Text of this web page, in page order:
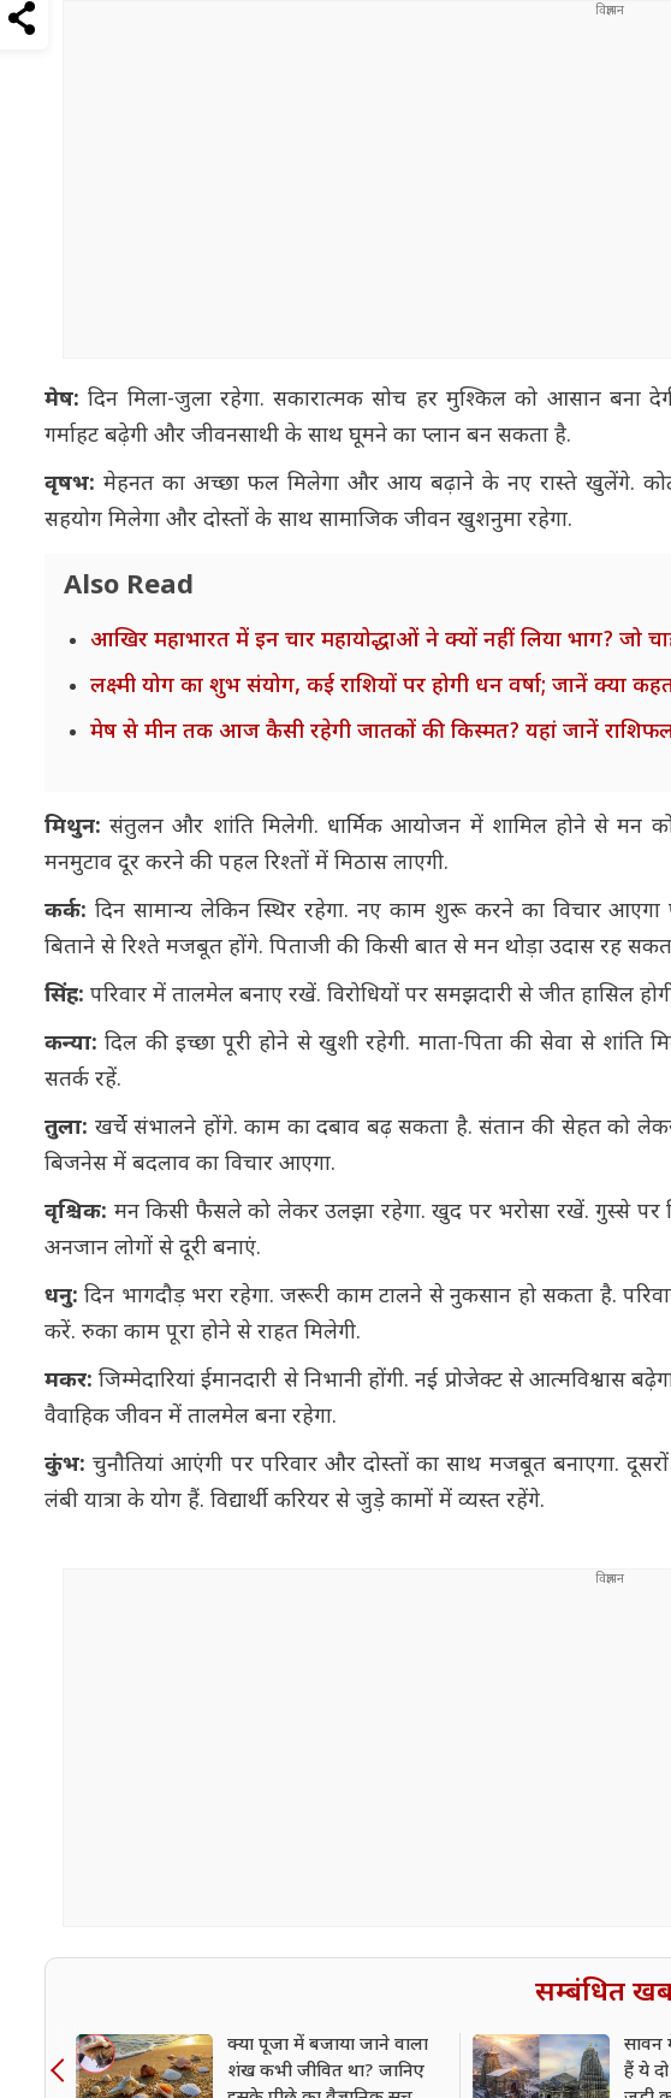
मेष:दिन मिला-जुला रहेगा. सकारात्मक सोच हर मुश्किल को आसान बना
गर्माहट बढ़ेगी और जीवनसाथी के साथ घूमने का प्लान बन सकता है.
वृषभ: मेहनत का अच्छा फल मिलेगा और आय बढ़ाने के नए रास्ते खुलेंगे.
सहयोग मिलेगा और दोस्तों के साथ सामाजिक जीवन खुशनुमा रहेगा.
Also Read
आखिर महाभारत में इन चार महायोद्धाओं ने क्यों नहीं लिया भाग? जो
लक्ष्मी योग का शुभ संयोग, कई राशियों पर होगी धन वर्षा; जानें क्या
मेष से मीन तक आज कैसी रहेगी जातकों की किस्मत? यहां जानें
मिथुन: संतुलन और शांति मिलेगी. धार्मिक आयोजन में शामिल होने से मन
मनमुटाव दूर करने की पहल रिश्तों में मिठास लाएगी.
कर्क: दिन सामान्य लेकिन स्थिर रहेगा. नए काम शुरू करने का विचार
बिताने से रिश्ते मजबूत होंगे. पिताजी की किसी बात से मन थोड़ा उदास रह
सिंह: परिवार में तालमेल बनाए रखें. विरोधियों पर समझदारी से जीत हासिल
कन्या:दिल की इच्छा पूरी होने से खुशी रहेगी. माता-पिता की सेवा से शांति
सतर्क रहें.
तुला: खर्चे संभालने होंगे. काम का दबाव बढ़ सकता है. संतान की सेहत को लेकर
बिजनेस में बदलाव का विचार आएगा.
वृश्चिक: मन किसी फैसले को लेकर उलझा रहेगा. खुद पर भरोसा रखें. गुस्से पर
अनजान लोगों से दूरी बनाएं.
धनु: दिन भागदौड़ भरा रहेगा. जरूरी काम टालने से नुकसान हो सकता है.
करें. रुका काम पूरा होने से राहत मिलेगी.
मकर:जिम्मेदारियां ईमानदारी से निभानी होंगी. नई प्रोजेक्ट से
वैवाहिक जीवन में तालमेल बना रहेगा.
कुंभ:चुनौतियां आएंगी पर परिवार और दोस्तों का साथ मजबूत बनाएगा.
लंबी यात्रा के योग हैं. विद्यार्थी करियर से जुड़े कामों में व्यस्त रहेंगे.
सम्बंधित
क्या पूजा में बजाया जाने वाला
शंख कभी जीवित था? जानिए
सावन
हैं ये